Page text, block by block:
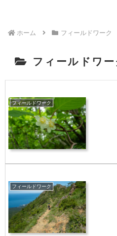
ホーム フィールドワーク
フィールドワー
フィールドワーク
フィールドワーク